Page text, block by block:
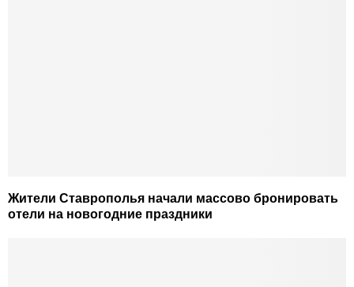
Жители Ставрополья начали массово бронировать
отели на новогодние праздники